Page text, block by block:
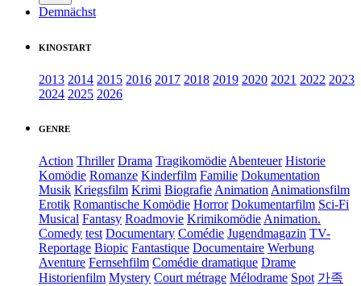
Demnächst
KINOSTART
2013 2014 2015 2016 2017 2018 2019 2020 2021 2022 2023
2024 2025 2026
GENRE
Action Thriller Drama TragikomödieAbenteuer Historie
Komödie Romanze Kinderfilm Familie Dokumentation
Musik Kriegsfilm Krimi BiografieAnimationAnimationsfilm
Erotik Romantische Komödie Horror Dokumentarfilm Sci-Fi
Musical Fantasy Roadmovie KrimikomödieAnimation.
Comedy test Documentary Comédie Jugendmagazin TV-
Reportage Biopic Fantastique Documentaire Werbung
Aventure Fernsehfilm Comédie dramatique Drame
Historienfilm Mystery Court métrage Mélodrame Spot 가족